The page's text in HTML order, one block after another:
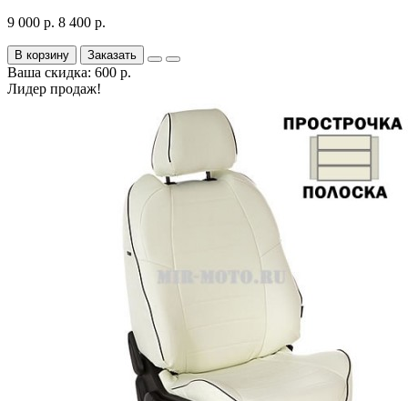
9 000 р. 8 400 р.
В корзину Заказать
Ваша скидка: 600 р.
Лидер продаж!